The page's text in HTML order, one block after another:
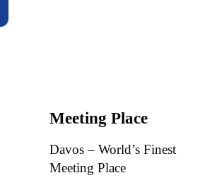
Meeting Place
Davos – World’s Finest
Meeting Place